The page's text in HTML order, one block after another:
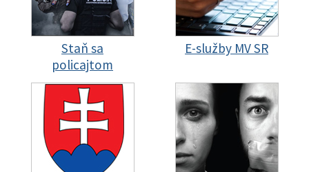
Staň sa
policajtom
E-služby MV SR